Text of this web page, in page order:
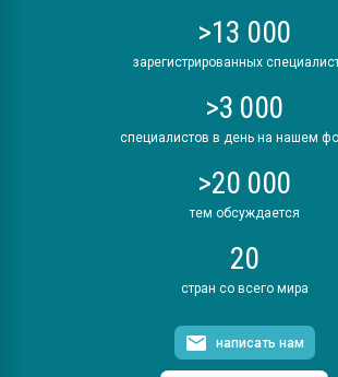
>13 000
зарегистрированных
>3 000
специалистов в день на нашем
>20 000
тем обсуждается
20
стран со всего мира
написать нам